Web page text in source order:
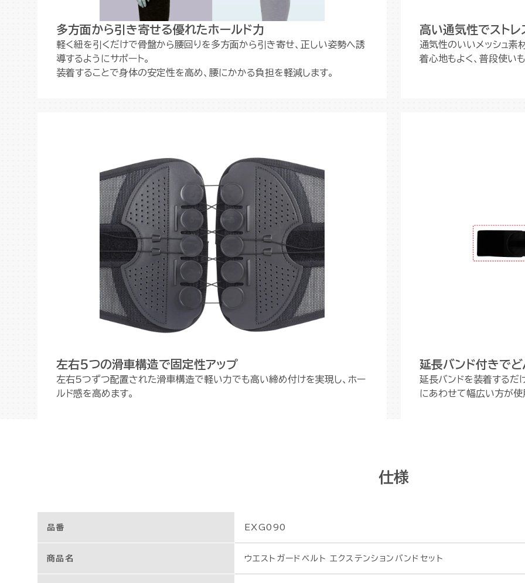
多方面から引き寄せる優れたホールド力
軽く紐を引くだけで骨盤から腰回りを多方面から引き寄せ、正しい姿勢へ誘
導するようにサポート。
装着することで身体の安定性を高め、腰にかかる負担を軽減します。
高い通気性でストレ
通気性のいいメッシュ素
着心地もよく、普段使い
左右5つの滑車構造で固定性アップ
左右5つずつ配置された滑車構造で軽い力でも高い締め付けを実現し、ホー
ルド感を高めます。
延長バンド付きで
延長バンドを装着するだ
にあわせて幅広い方が使
仕様
品番 EXG090
商品名 ウエストガードベルト エクステンションバンドセット